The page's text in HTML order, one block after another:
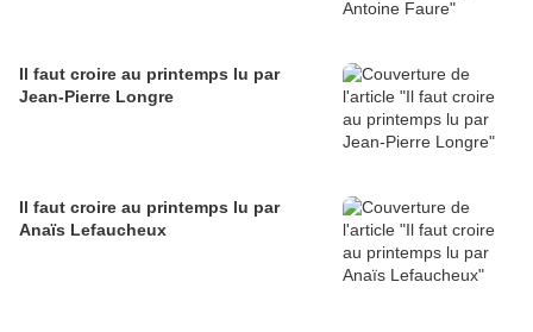
Il faut croire au printemps lu par
Jean-Pierre Longre
Il faut croire au printemps lu par
Anaïs Lefaucheux